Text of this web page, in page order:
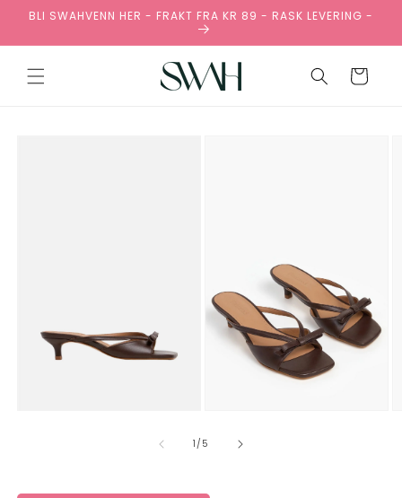
videre til
BLI SWAHVENN HER - FRAKT FRA KR 89 - RASK LEVERING -
Handlekurv
1/av
5